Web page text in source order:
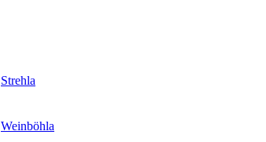
Strehla
Weinböhla